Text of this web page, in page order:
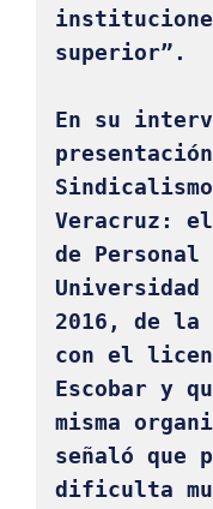
superior”.
En su
Veracruz:
de Personal
Universidad
2016, de la
con el
Escobar y
misma
señaló que
dificulta